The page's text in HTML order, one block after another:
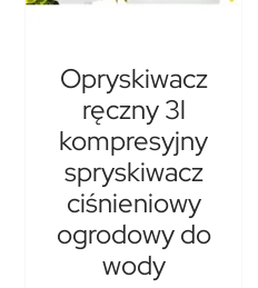
Opryskiwacz
ręczny 3l
kompresyjny
spryskiwacz
ciśnieniowy
ogrodowy do
wody